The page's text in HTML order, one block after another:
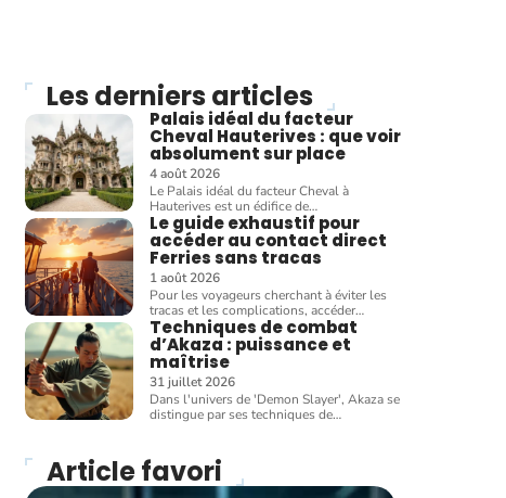
Les derniers articles
Palais idéal du facteur
Cheval Hauterives : que voir
absolument sur place
4 août 2026
Le Palais idéal du facteur Cheval à
Hauterives est un édifice de…
Le guide exhaustif pour
accéder au contact direct
Ferries sans tracas
1 août 2026
Pour les voyageurs cherchant à éviter les
tracas et les complications, accéder…
Techniques de combat
d’Akaza : puissance et
maîtrise
31 juillet 2026
Dans l'univers de 'Demon Slayer', Akaza se
distingue par ses techniques de…
Article favori